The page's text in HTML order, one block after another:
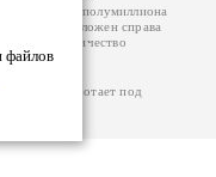
файлов
более полумиллиона
расположен справа
цифры: количество
Портал работает под